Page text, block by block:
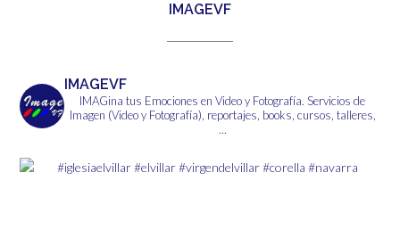
IMAGEVF
IMAGEVF
IMAGina tus Emociones en Video y Fotografía. Servicios de
Imagen (Video y Fotografía), reportajes, books, cursos, talleres,
...